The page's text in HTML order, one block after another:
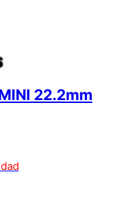
22.2mm